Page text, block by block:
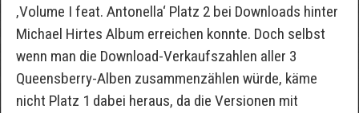
‚Volume I feat. Antonella‘ Platz 2 bei Downloads hinter
Michael Hirtes Album erreichen konnte. Doch selbst
wenn man die Download-Verkaufszahlen aller 3
Queensberry-Alben zusammenzählen würde, käme
nicht Platz 1 dabei heraus, da die Versionen mit